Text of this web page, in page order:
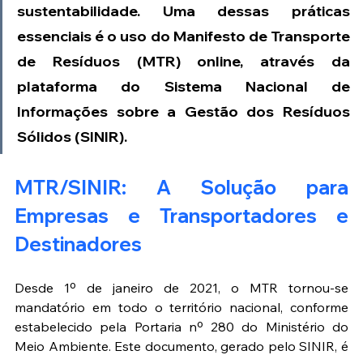
sustentabilidade. Uma dessas práticas
essenciais é o uso do Manifesto de Transporte
de Resíduos (MTR) online, através da
plataforma do Sistema Nacional de
Informações sobre a Gestão dos Resíduos
Sólidos (SINIR).
MTR/SINIR: A Solução para
Empresas e Transportadores e
Destinadores
Desde 1º de janeiro de 2021, o MTR tornou-se
mandatório em todo o território nacional, conforme
estabelecido pela Portaria nº 280 do Ministério do
Meio Ambiente. Este documento, gerado pelo SINIR, é